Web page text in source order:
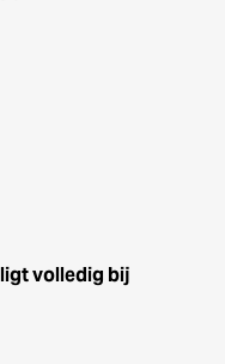
volledig bij